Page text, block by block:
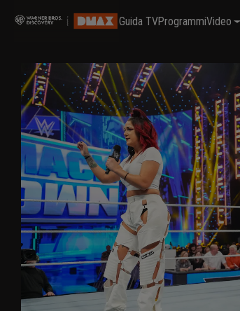
Guida TVProgrammiVideo